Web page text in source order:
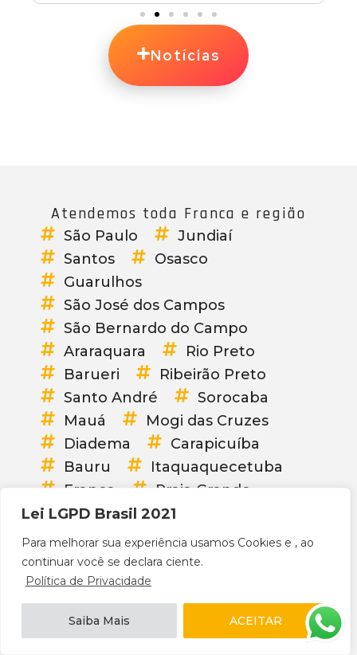
Lei LGPD Brasil 2021
Para melhorar sua experiência usamos Cookies e , ao
continuar você se declara ciente.
Política de Privacidade
Saiba Mais ACEITAR
Notícias
Atendemos toda Franca e região
São Paulo
Jundiaí
Santos
Osasco
Guarulhos
São José dos Campos
São Bernardo do Campo
Araraquara
Rio Preto
Barueri
Ribeirão Preto
Santo André
Sorocaba
Mauá
Mogi das Cruzes
Diadema
Carapicuíba
Bauru
Itaquaquecetuba
Franca
Praia Grande
Guarujá
Taubaté
Suzano
Taboão da Serra
Embu das Artes
São Carlos
Marília
Jacareí
Presidente Prudente